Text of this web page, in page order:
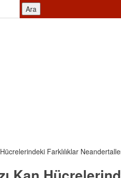
Ara
Hücrelerindeki Farklılıklar